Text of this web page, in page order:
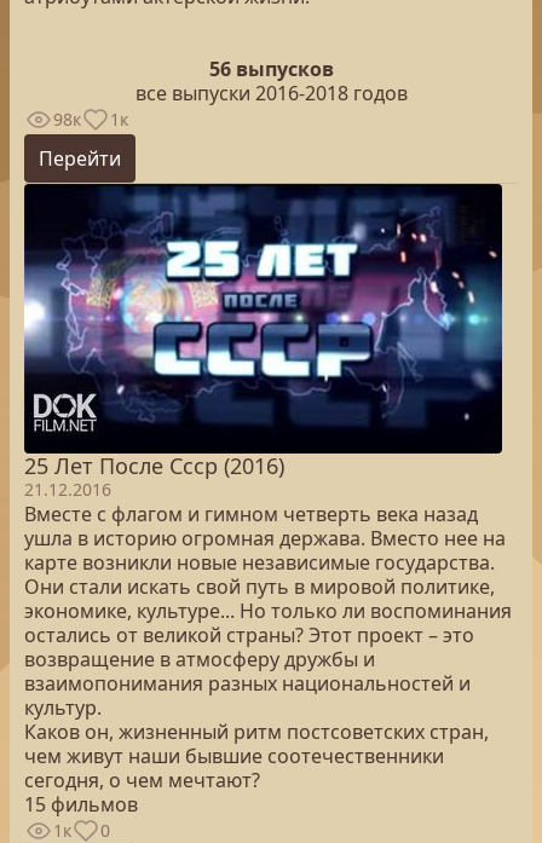
56 выпусков
все выпуски 2016-2018 годов
98к 1к
Перейти
25 Лет После Cccр (2016)
21.12.2016
Вместе с флагом и гимном четверть века назад
ушла в историю огромная держава. Вместо нее на
карте возникли новые независимые государства.
Они стали искать свой путь в мировой политике,
экономике, культуре... Но только ли воспоминания
остались от великой страны? Этот проект – это
возвращение в атмосферу дружбы и
взаимопонимания разных национальностей и
культур.
Каков он, жизненный ритм постсоветских стран,
чем живут наши бывшие соотечественники
сегодня, о чем мечтают?
15 фильмов
1к 0